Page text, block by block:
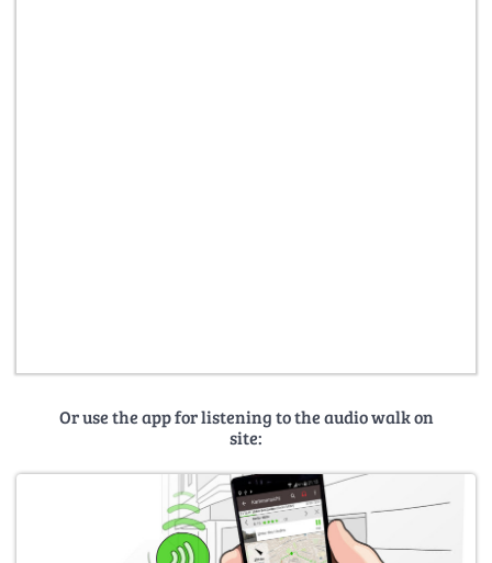
Or use the app for listening to the audio walk on
site: